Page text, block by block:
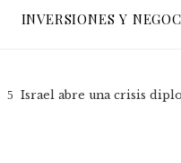
INVERSIONES Y
Israel abre una crisis